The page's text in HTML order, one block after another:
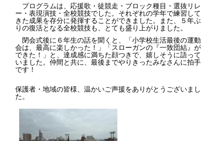
プログラムは、応援歌・徒競走・ブロック種目・選抜リレ
ー・表現演技・全校競技でした。それぞれの学年で練習して
きた成果を存分に発揮することができました。また、５年ぶ
りの復活となる全校競技も、とても盛り上がりました。
閉会式後に６年生の話を聞くと、「小学校生活最後の運動
会は、最高に楽しかった！」「スローガンの『一致団結』が
できた！」と、達成感に満ちた顔つきで、嬉しそうに語って
いました。仲間と共に、最後までやりきったみなさんに拍手
です！
保護者・地域の皆様、温かいご声援をありがとうございまし
た。